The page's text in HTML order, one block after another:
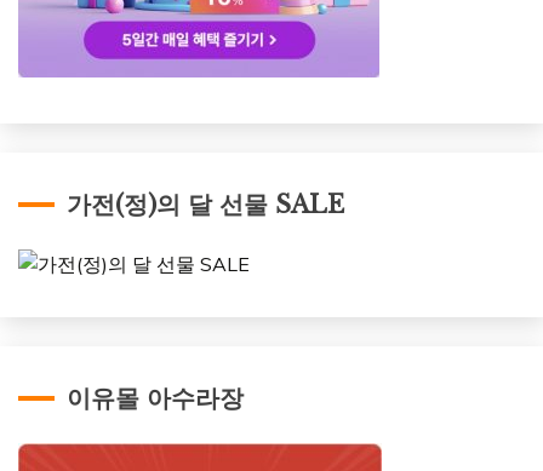
가전(정)의 달 선물 SALE
이유몰 아수라장